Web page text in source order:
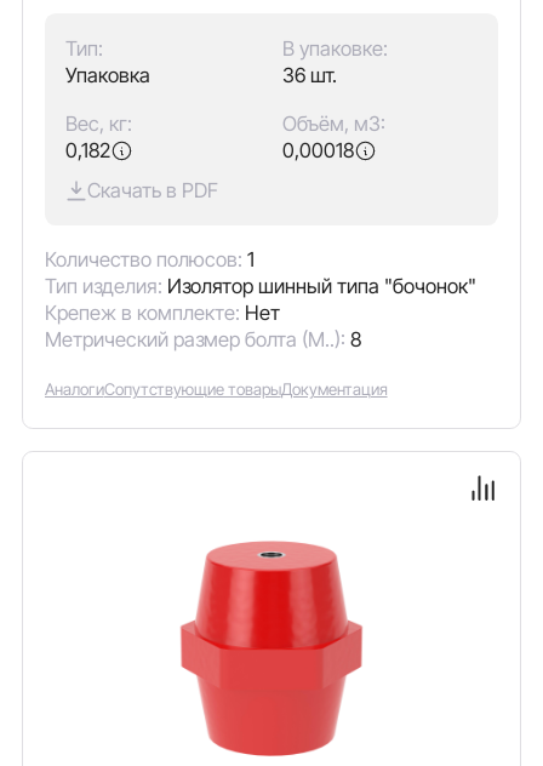
Тип:
Упаковка
В упаковке:
36 шт.
Вес, кг:
0,182
Объём, м3:
0,00018
Скачать в PDF
Количество полюсов: 1
Тип изделия: Изолятор шинный типа "бочонок"
Крепеж в комплекте: Нет
Метрический размер болта (М..): 8
АналогиСопутствующие товарыДокументация